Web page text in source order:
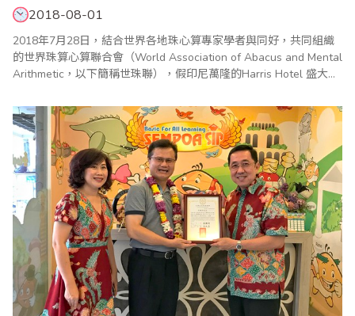
2018-08-01
2018年7月28日，結合世界各地珠心算專家學者與同好，共同組織
的世界珠算心算聯合會（World Association of Abacus and Mental
Arithmetic，以下簡稱世珠聯），假印尼萬隆的Harris Hotel 盛大舉
層，選出大陸中國珠算協會會長劉建華(右圖左四)為第五屆世珠聯會
長，代表省商總出席的副理事長蕭秋勇..